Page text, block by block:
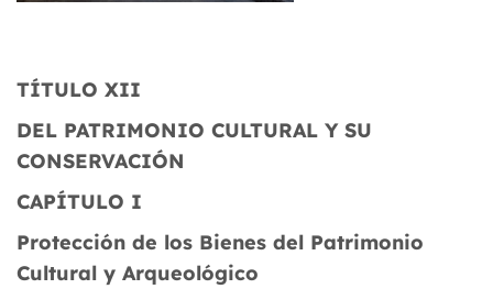
TÍTULO XII
DEL PATRIMONIO CULTURAL Y SU
CONSERVACIÓN
CAPÍTULO I
Protección de los Bienes del Patrimonio
Cultural y Arqueológico